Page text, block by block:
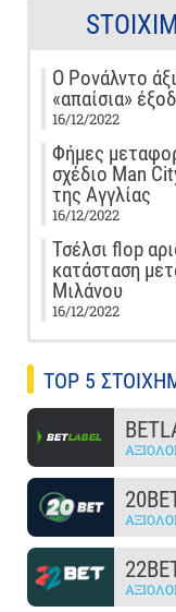
Ο Ρονάλντο
«απαίσια»
16/12/2022
Φήμες
σχέδιο Man
της Αγγλίας
16/12/2022
Τσέλσι flop
κατάσταση
Μιλάνου
16/12/2022
TOP 5